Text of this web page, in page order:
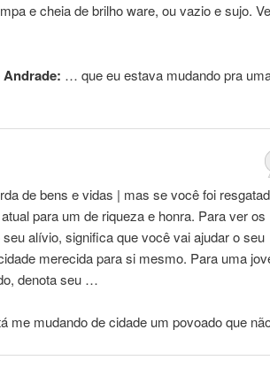
e cheia de brilho ware, ou vazio e sujo.
… que eu estava mudandopra
de bens e vidas | mas se você foi
para um de riqueza e honra. Para ver os
alívio, significa que você vai ajudar o seu
merecida para si mesmo. Para uma
denota seu …
me mudandode cidade um povoado que